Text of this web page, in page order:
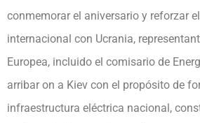
conmemorar el aniversario y reforzar
internacional con Ucrania,
Europea, incluido el comisario de
arribar on a Kiev con el propósito de
infraestructura eléctrica nacional,